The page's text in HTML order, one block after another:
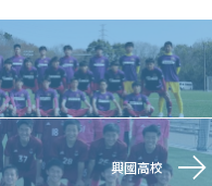
興國高校